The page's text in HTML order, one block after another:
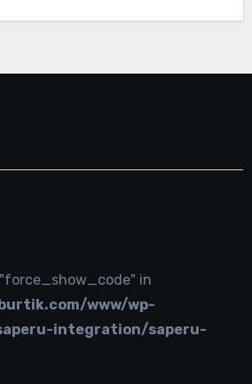
in
www/wp-
integration/saperu-